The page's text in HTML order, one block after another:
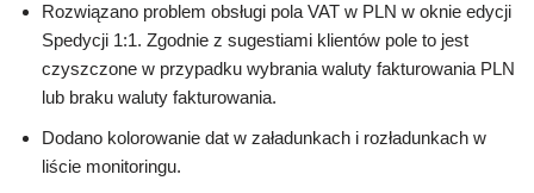
Rozwiązano problem obsługi pola VAT w PLN w oknie edycji
Spedycji 1:1. Zgodnie z sugestiami klientów pole to jest
czyszczone w przypadku wybrania waluty fakturowania PLN
lub braku waluty fakturowania.
Dodano kolorowanie dat w załadunkach i rozładunkach w
liście monitoringu.